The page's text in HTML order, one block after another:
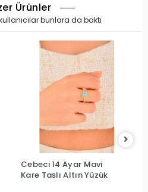
Ürünler
bunlara da baktı
Cebeci 14 Ayar Mavi
Kare Taşlı Altın Yüzük